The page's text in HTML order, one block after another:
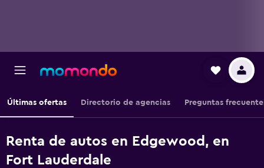
Últimas ofertas Directorio de agencias Preguntas
Renta de autos en Edgewood, en
Fort Lauderdale